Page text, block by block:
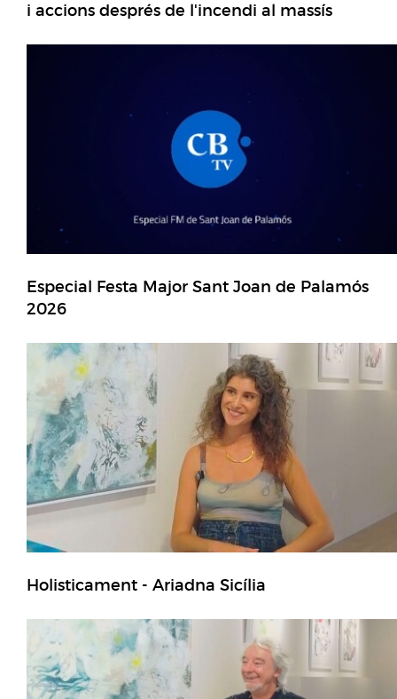
i accions després de l'incendi al massís
Especial Festa Major Sant Joan de Palamós
2026
Holisticament - Ariadna Sicília